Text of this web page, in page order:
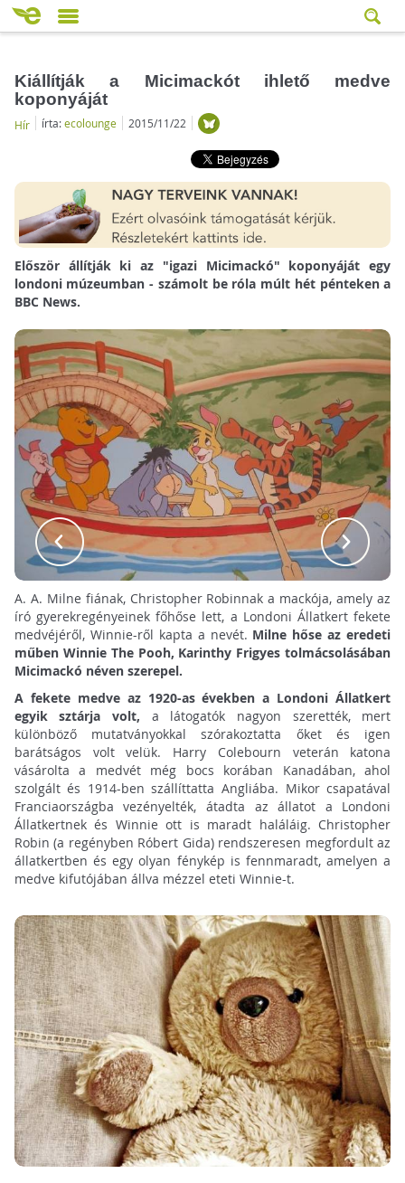
Kiállítják a Micimackót ihlető medve
koponyáját
Hír írta:ecolounge 2015/11/22
Először állítják ki az "igazi Micimackó" koponyáját egy
londoni múzeumban - számolt be róla múlt hét pénteken a
BBC News.
A. A. Milne fiának, Christopher Robinnak a mackója, amely az
író gyerekregényeinek főhőse lett, a Londoni Állatkert fekete
medvéjéről, Winnie-ről kapta a nevét. Milne hőse az eredeti
műben Winnie The Pooh, Karinthy Frigyes tolmácsolásában
Micimackó néven szerepel.
A fekete medve az 1920-as években a Londoni Állatkert
egyik sztárja volt, a látogatók nagyon szerették, mert
különböző mutatványokkal szórakoztatta őket és igen
barátságos volt velük. Harry Colebourn veterán katona
vásárolta a medvét még bocs korában Kanadában, ahol
szolgált és 1914-ben szállíttatta Angliába. Mikor csapatával
Franciaországba vezényelték, átadta az állatot a Londoni
Állatkertnek és Winnie ott is maradt haláláig. Christopher
Robin (a regényben Róbert Gida) rendszeresen megfordult az
állatkertben és egy olyan fénykép is fennmaradt, amelyen a
medve kifutójában állva mézzel eteti Winnie-t.